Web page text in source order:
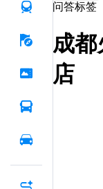
问答标签
成都
店